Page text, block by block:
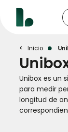
Unibox
Inicio
Unibox es un
para medir
longitud de